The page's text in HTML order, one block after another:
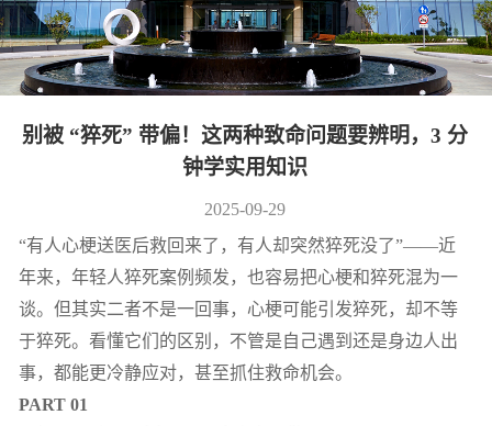
别被 “猝死” 带偏！这两种致命问题要辨明，3 分
钟学实用知识
2025-09-29
“有人心梗送医后救回来了，有人却突然猝死没了”——近
年来，年轻人猝死案例频发，也容易把心梗和猝死混为一
谈。但其实二者不是一回事，心梗可能引发猝死，却不等
于猝死。看懂它们的区别，不管是自己遇到还是身边人出
事，都能更冷静应对，甚至抓住救命机会。
PART 01